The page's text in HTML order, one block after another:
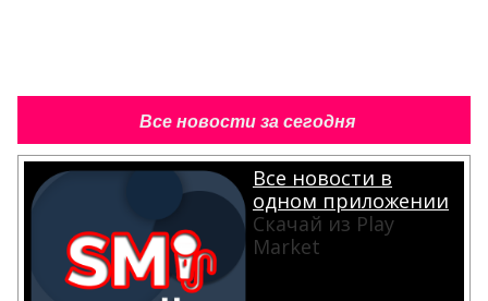
Все новости за сегодня
Все новости в
одном приложении
Скачай из Play
Market